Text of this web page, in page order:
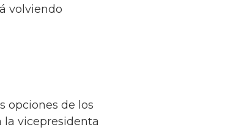
volviendo
opciones de los
la vicepresidenta